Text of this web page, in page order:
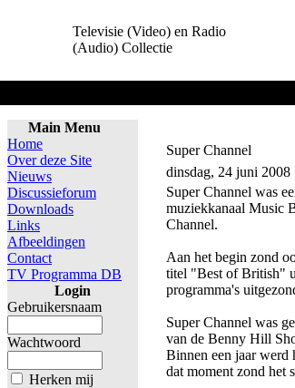
Televisie (Video) en Radio
(Audio) Collectie
Main Menu
Home
Over deze Site
Nieuws
Discussieforum
Downloads
Links
Afbeeldingen
Contact
TV Programma DB
Login
Gebruikersnaam
Wachtwoord
Herken mij
Super Channel
dinsdag, 24 juni 2008
Super Channel was
muziekkanaal Music
Channel.
Aan het begin zond
titel "Best of British"
programma's
Super Channel was
van de Benny Hill
Binnen een jaar werd
dat moment zond het